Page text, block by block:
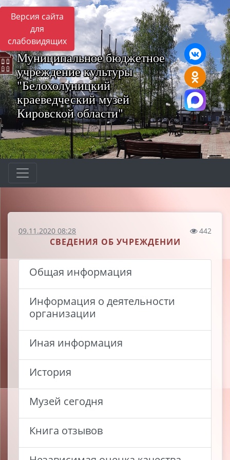
Версия сайта
для
слабовидящих
Муниципальное бюджетное
учреждение культуры
"Белохолуницкий
краеведческий музей
Кировской области"
09.11.2020 08:28 442
СВЕДЕНИЯ ОБ УЧРЕЖДЕНИИ
Общая информация
Информация о деятельности
организации
Иная информация
История
Музей сегодня
Книга отзывов